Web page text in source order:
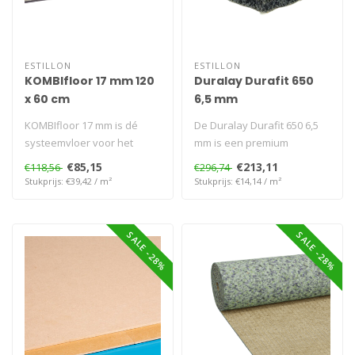
ESTILLON
KOMBIfloor 17 mm 120
x 60 cm
KOMBIfloor 17 mm is dé
systeemvloer voor het
renoveren van slechte en
ongelijke..
€118,56 €85,15
Stukprijs: €39,42 / m²
ESTILLON
Duralay Durafit 650
6,5 mm
De Duralay Durafit 650 6,5
mm is een premium
ondervloer voor intensief
gebruik. ..
€296,74 €213,11
Stukprijs: €14,14 / m²
SALE -28% SALE -28%